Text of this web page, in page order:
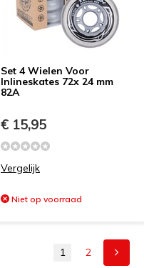
Set 4 Wielen Voor
Inlineskates 72x 24 mm
82A
€ 15,95
Vergelijk
Niet op voorraad
1 2